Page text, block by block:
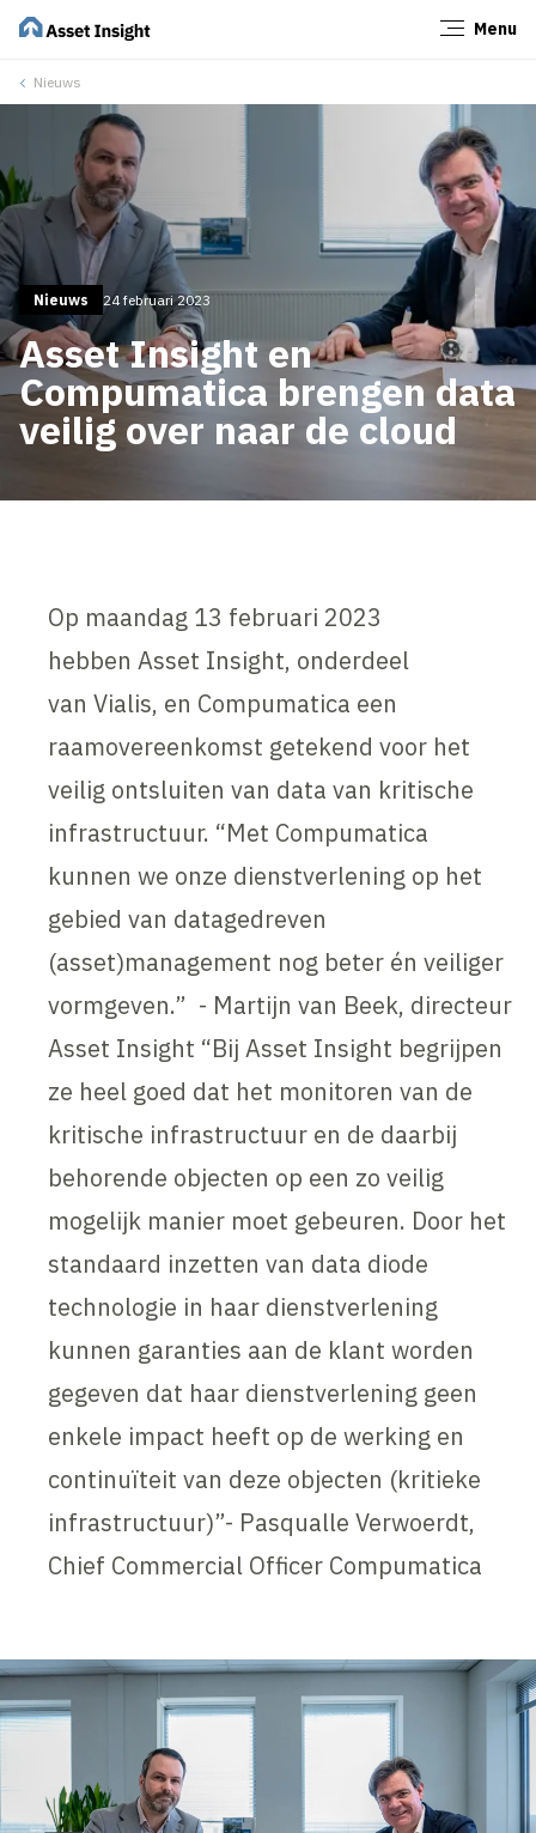
Menu
Nieuws
Nieuws 24 februari 2023
Asset Insight en
Compumatica brengen data
veilig over naar de cloud
Op maandag 13 februari 2023
hebben Asset Insight, onderdeel
van Vialis, en Compumatica een
raamovereenkomst getekend voor het
veilig ontsluiten van data van kritische
infrastructuur. “Met Compumatica
kunnen we onze dienstverlening op het
gebied van datagedreven
(asset)management nog beter én veiliger
vormgeven.” - Martijn van Beek, directeur
Asset Insight “Bij Asset Insight begrijpen
ze heel goed dat het monitoren van de
kritische infrastructuur en de daarbij
behorende objecten op een zo veilig
mogelijk manier moet gebeuren. Door het
standaard inzetten van data diode
technologie in haar dienstverlening
kunnen garanties aan de klant worden
gegeven dat haar dienstverlening geen
enkele impact heeft op de werking en
continuïteit van deze objecten (kritieke
infrastructuur)”- Pasqualle Verwoerdt,
Chief Commercial Officer Compumatica
Sluiten